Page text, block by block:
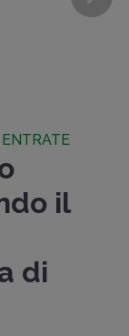
il
di